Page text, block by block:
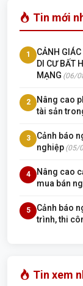
Tin mới
1
CẢNH
DI CƯ BẤT
MẠNG (06/
2
Nâng cao
tài sản
3
Cảnh báo
nghiệp (05/
4
Nâng cao
mua bán
5
Cảnh báo
trình, thi
Tin xem